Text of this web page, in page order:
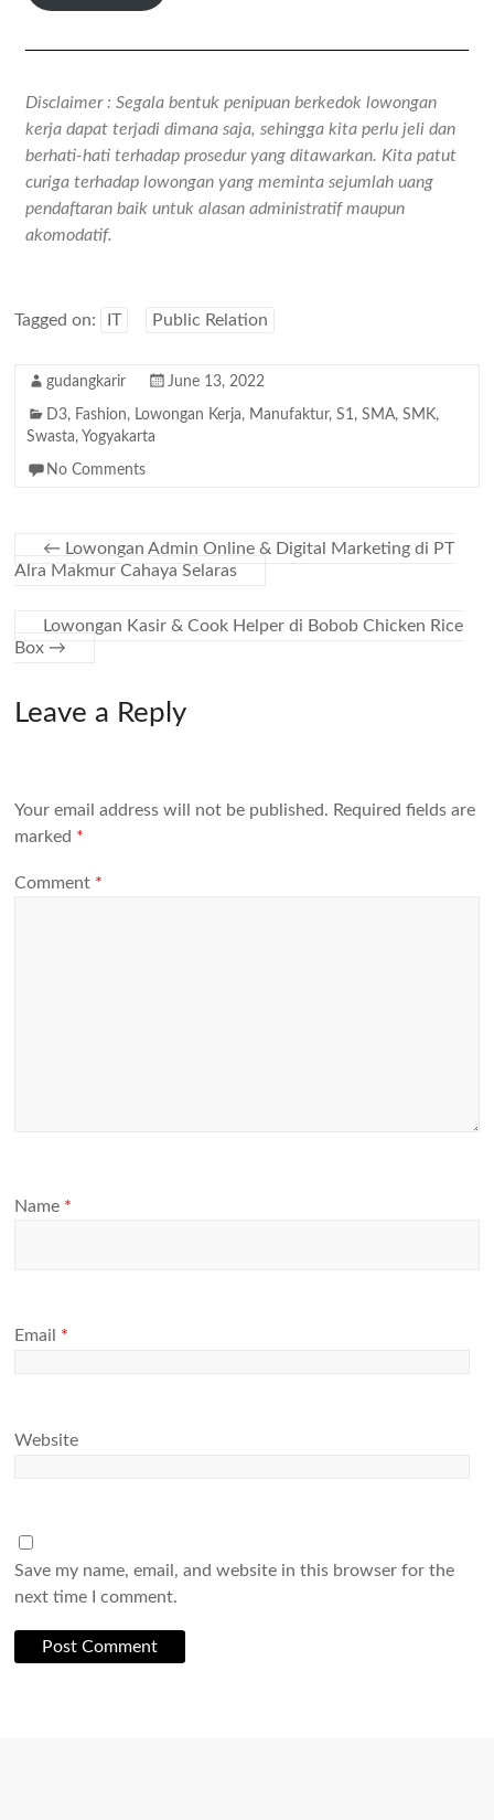
Disclaimer : Segala bentuk penipuan berkedok lowongan
kerja dapat terjadi dimana saja, sehingga kita perlu jeli dan
berhati-hati terhadap prosedur yang ditawarkan. Kita patut
curiga terhadap lowongan yang meminta sejumlah uang
pendaftaran baik untuk alasan administratif maupun
akomodatif.
Tagged on: IT Public Relation
gudangkarir June 13, 2022
D3, Fashion, Lowongan Kerja, Manufaktur,S1,SMA,SMK,
Swasta, Yogyakarta
No Comments
← Lowongan Admin Online & Digital Marketing di PT
Alra Makmur Cahaya Selaras
Lowongan Kasir & Cook Helper di Bobob Chicken Rice
Box →
Leave a Reply
Your email address will not be published. Required fields are
marked *
Comment *
Name *
Email *
Website
Save my name, email, and website in this browser for the
next time I comment.